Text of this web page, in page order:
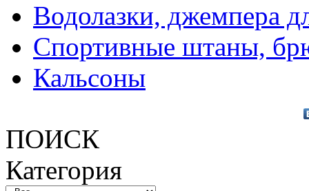
Водолазки, джемпера
Спортивные штаны,
Кальсоны
ПОИСК
Категория